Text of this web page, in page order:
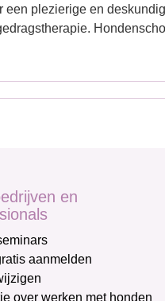
een plezierige en
en
aanmelden
over werken met honden